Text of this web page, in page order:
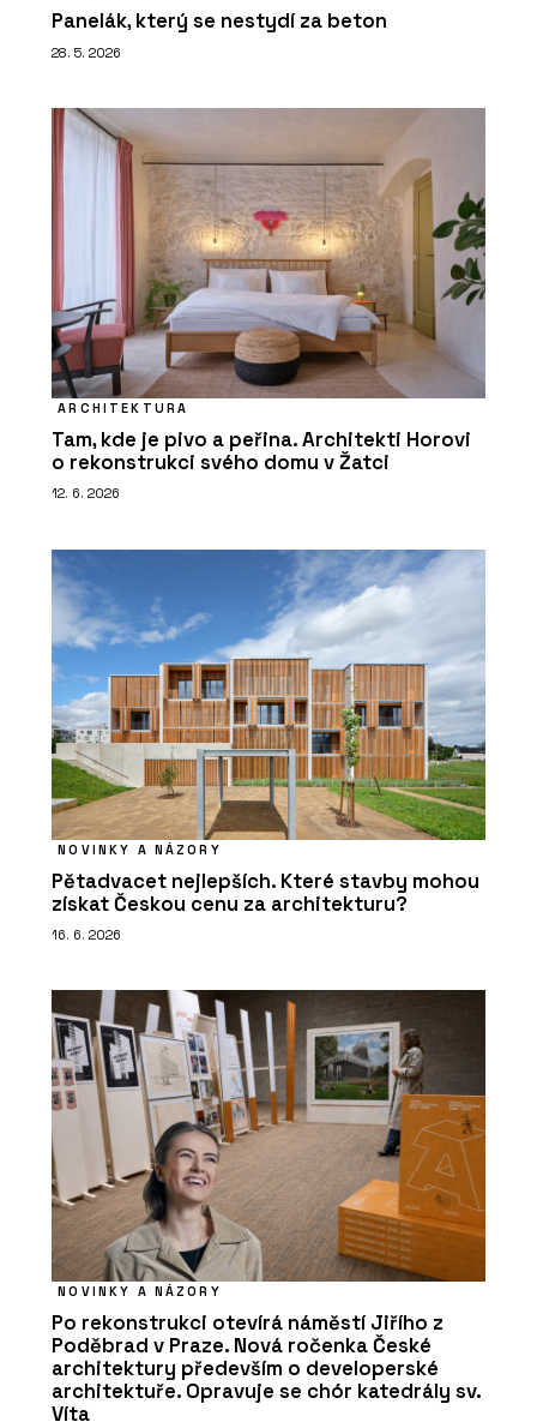
Panelák, který se nestydí za beton
28. 5. 2026
ARCHITEKTURA
Tam, kde je pivo a peřina. Architekti Horovi
o rekonstrukci svého domu v Žatci
12. 6. 2026
NOVINKY A NÁZORY
Pětadvacet nejlepších. Které stavby mohou
získat Českou cenu za architekturu?
16. 6. 2026
NOVINKY A NÁZORY
Po rekonstrukci otevírá náměstí Jiřího z
Poděbrad v Praze. Nová ročenka České
architektury především o developerské
architektuře. Opravuje se chór katedrály sv.
Víta